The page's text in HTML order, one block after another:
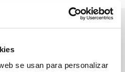
se usan para personalizar